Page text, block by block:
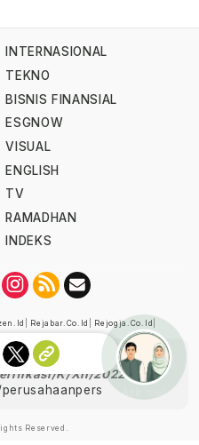
INTERNASIONAL
TEKNO
BISNIS FINANSIAL
ESGNOW
VISUAL
ENGLISH
TV
RAMADHAN
INDEKS
Rejabar.co.id Rejogja.co.id
oleh Dewan Pers
K/XII/2022
Reserved.
Ask me!